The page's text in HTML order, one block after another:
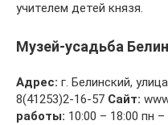
учителем детей князя.
Музей-усадьба
Адрес: г. Белинский,
8(41253)2-16-57 Сайт:
работы: 10:00 – 18:00 пн –